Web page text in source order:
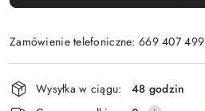
Zamówienie telefoniczne: 669 407 499
Dostępność
i
Wysyłka w ciągu:
48 godzin